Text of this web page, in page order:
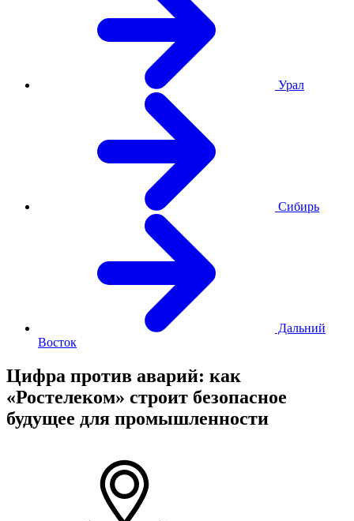
Урал
Сибирь
Дальний
Восток
Цифра против аварий: как
«Ростелеком» строит безопасное
будущее для промышленности